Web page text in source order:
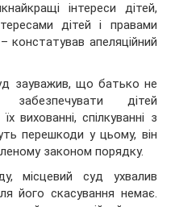
інтереси дітей,
дітей і правами
констатував апеляційний
зауважив, що батько не
забезпечувати дітей
вихованні, спілкуванні з
перешкоди у цьому, він
законом порядку.
місцевий суд ухвалив
його скасування немає.